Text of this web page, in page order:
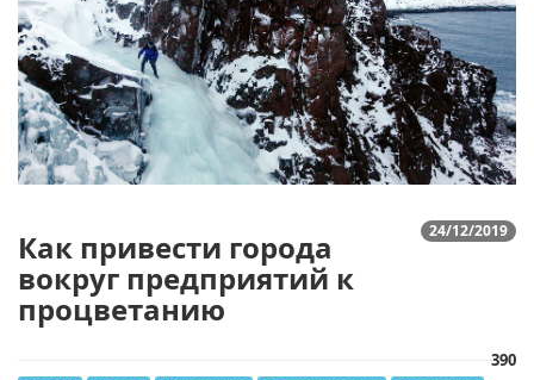
24/12/2019
Как привести города
вокруг предприятий к
процветанию
390